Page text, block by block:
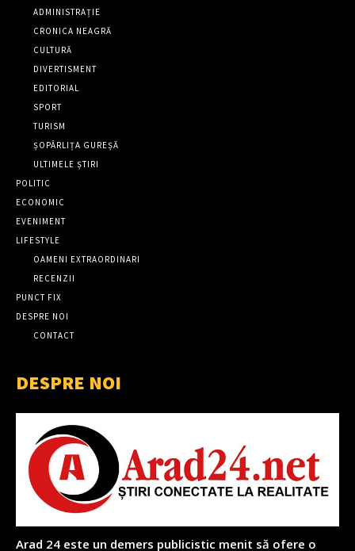
ADMINISTRAȚIE
CRONICA NEAGRĂ
CULTURĂ
DIVERTISMENT
EDITORIAL
SPORT
TURISM
ȘOPÂRLIȚA GUREȘĂ
ULTIMELE ȘTIRI
POLITIC
ECONOMIC
EVENIMENT
LIFESTYLE
OAMENI EXTRAORDINARI
RECENZII
PUNCT FIX
DESPRE NOI
CONTACT
DESPRE NOI
Arad 24 este un demers publicistic menit să ofere o